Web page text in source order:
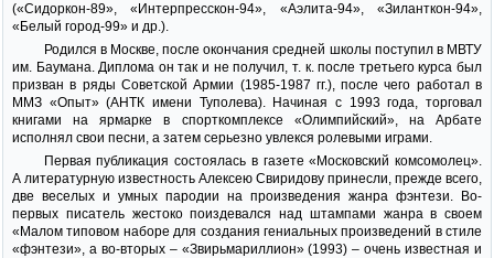
(«Сидоркон-89», «Интерпресскон-94», «Аэлита-94», «Зиланткон-94»,
«Белый город-99» и др.).
Родился в Москве, после окончания средней школы поступил в МВТУ
им. Баумана. Диплома он так и не получил, т. к. после третьего курса был
призван в ряды Советской Армии (1985-1987 гг.), после чего работал в
ММЗ «Опыт» (АНТК имени Туполева). Начиная с 1993 года, торговал
книгами на ярмарке в спорткомплексе «Олимпийский», на Арбате
исполнял свои песни, а затем серьезно увлекся ролевыми играми.
Первая публикация состоялась в газете «Московский комсомолец».
А литературную известность Алексею Свиридову принесли, прежде всего,
две веселых и умных пародии на произведения жанра фэнтези. Во-
первых писатель жестоко поиздевался над штампами жанра в своем
«Малом типовом наборе для создания гениальных произведений в стиле
«фэнтези», а во-вторых – «Звирьмариллион» (1993) – очень известная и